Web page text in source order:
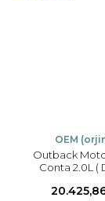
OEM
Outback
Conta 2.0L (